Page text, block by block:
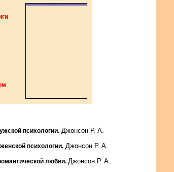
психологии. Джонсон Р. А.
психологии. Джонсон Р. А.
любви. Джонсон Р. А.